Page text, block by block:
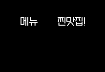
메뉴 찐맛집!